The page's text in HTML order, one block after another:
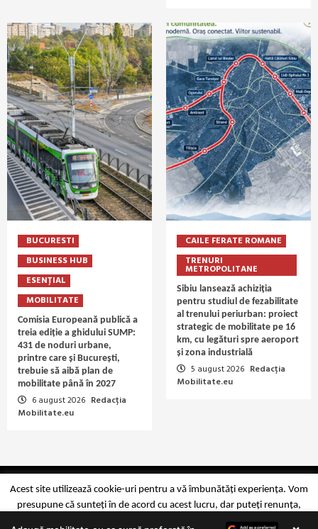
BUCURESTI
BUSINESS HUB
ESENȚIAL
MOBILITATE
Comisia Europeană publică a
treia ediție a ghidului SUMP:
431 de noduri urbane,
printre care și București,
trebuie să aibă plan de
mobilitate până în 2027
6 august 2026 Redacția
Mobilitate.eu
CAILE FERATE ROMANE
TRENURI
METROPOLITANE
Sibiu lansează achiziția
pentru studiul de fezabilitate
al trenului periurban: proiect
strategic de mobilitate pe 16
km, cu legături spre aeroport
și zona industrială
5 august 2026 Redacția
Mobilitate.eu
Copyright Mobilitate.eu © 2014-2026
Acest site utilizează cookie-uri pentru a vă îmbunătăți experiența. Vom
presupune că sunteți în de acord cu acest lucru, dar puteți renunța,